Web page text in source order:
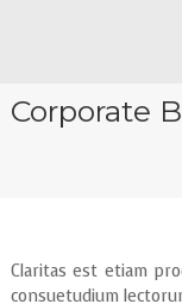
COSTA
GONÇALVES
Corporate
Claritas est etiam
consuetudium